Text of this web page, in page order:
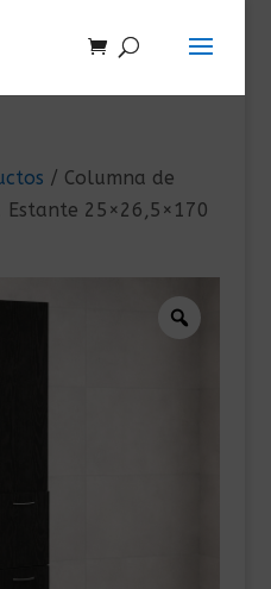
/ Columna de
Estante 25×26,5×170